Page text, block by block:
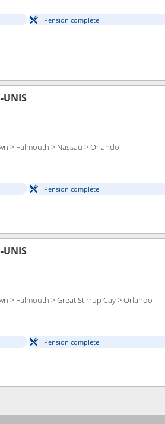
Pension complète
UNIS
> Falmouth > Nassau > Orlando
Pension complète
UNIS
> Falmouth > Great Stirrup Cay > Orlando
Pension complète